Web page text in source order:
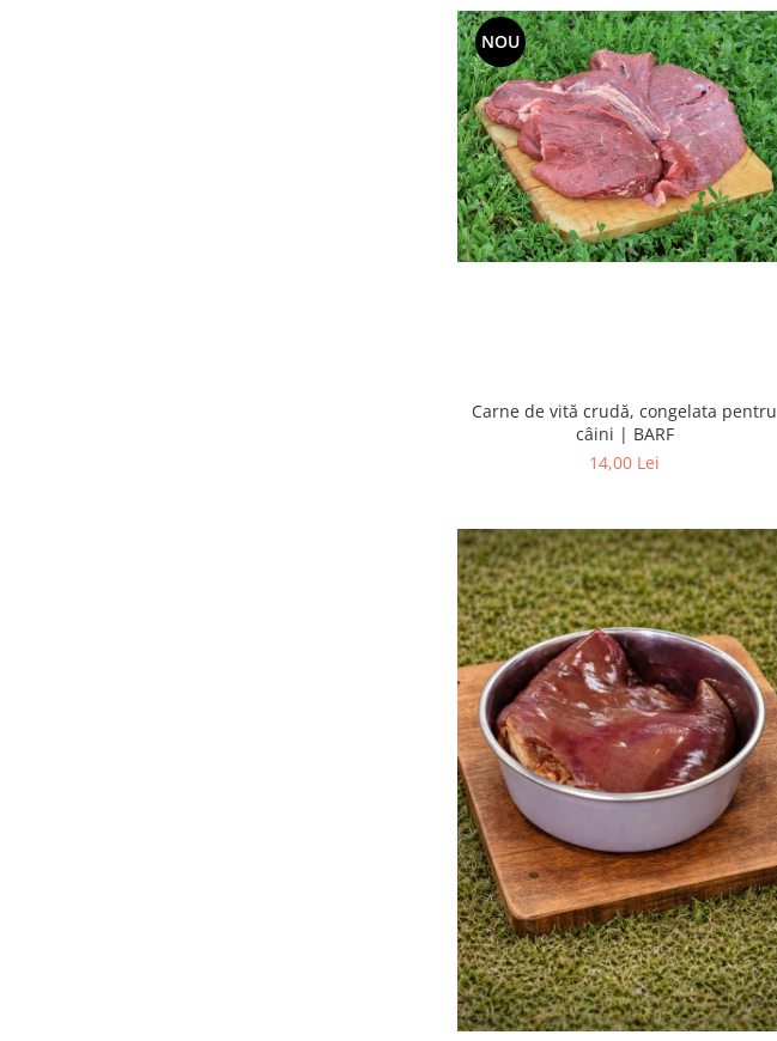
NOU
Carne de vită crudă, congelata pentru
câini | BARF
14,00 Lei